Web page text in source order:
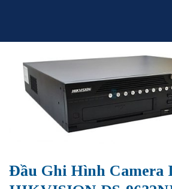
Đầu Ghi Hình Camera